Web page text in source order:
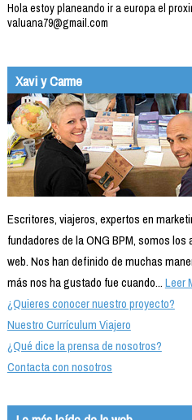
Hola estoy planeando ir a europa el
valuana79@gmail.com
Xavi y Carme
Escritores, viajeros, expertos en
fundadores de la ONG BPM, somos los
web. Nos han definido de muchas
más nos ha gustado fue cuando...Leer
¿Quieres conocer nuestro proyecto?
Nuestro Currículum Viajero
¿Qué dice la prensa de nosotros?
Contacta con nosotros